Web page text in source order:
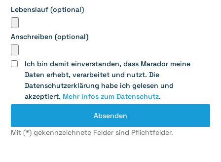
Lebenslauf (optional)
Anschreiben (optional)
Ich bin damit einverstanden, dass Marador meine
Daten erhebt, verarbeitet und nutzt. Die
Datenschutzerklärung habe ich gelesen und
akzeptiert. Mehr Infos zum Datenschutz.
Mit (*) gekennzeichnete Felder sind Pflichtfelder.